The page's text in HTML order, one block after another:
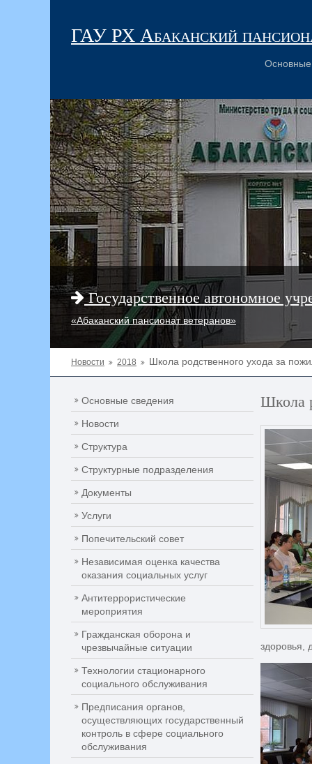
ГАУ РХ Абаканский
Государственное автономное
«Абаканский пансионат ветеранов»
Новости 2018 Школа родственного ухода за
Основные сведения
Новости
Структура
Структурные подразделения
Документы
Услуги
Попечительский совет
Независимая оценка качества
оказания социальных услуг
Антитеррористические
мероприятия
Гражданская оборона и
чрезвычайные ситуации
Технологии стационарного
социального обслуживания
Предписания органов,
осуществляющих государственный
контроль в сфере социального
обслуживания
Школа
здоровья,